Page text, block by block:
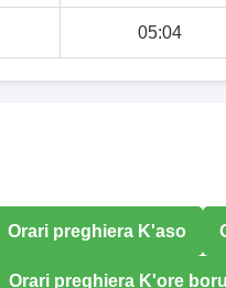
05:04
Orari preghiera K'aso
Orari preghiera K'ore boru